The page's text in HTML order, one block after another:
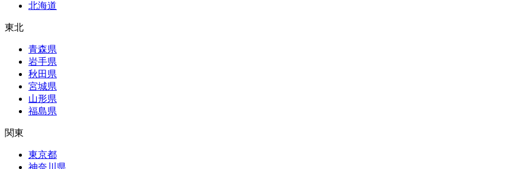
北海道
東北
青森県
岩手県
秋田県
宮城県
山形県
福島県
関東
東京都